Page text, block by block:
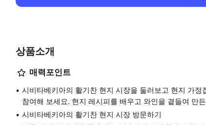
상품소개
매력포인트
시비타베키아의 활기찬 현지 시장을 둘러보고 현지 가
참여해 보세요. 현지 레시피를 배우고 와인을 곁들여 만
시비타베키아의 활기찬 현지 시장 방문하기